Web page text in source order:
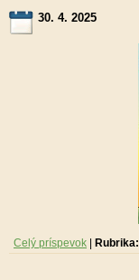
30. 4. 2025
Celý príspevok Rubrika: